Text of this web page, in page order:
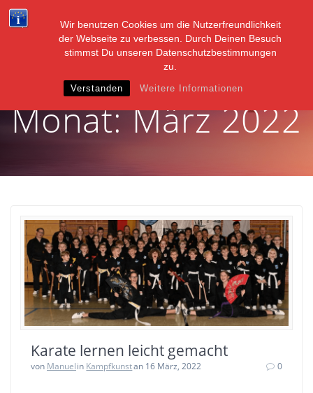
Wir benutzen Cookies um die Nutzerfreundlichkeit
der Webseite zu verbessen. Durch Deinen Besuch
stimmst Du unseren Datenschutzbestimmungen
zu.
Verstanden Weitere Informationen
Inhalt
springen
Monat:März 2022
Karate lernen leicht gemacht
von Manuelin Kampfkunstan 16 März, 2022 0